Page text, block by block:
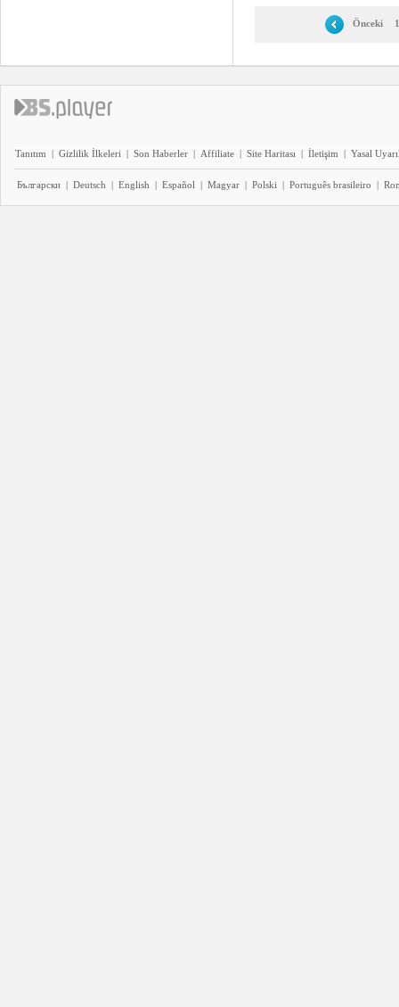
Önceki
Tanıtım | Gizlilik İlkeleri | Son Haberler | Affiliate | Site Haritası | İletişim | Yasal
Български | Deutsch | English | Español | Magyar | Polski | Português brasileiro |